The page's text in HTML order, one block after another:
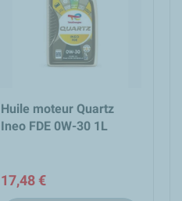
Huile moteur Quartz
Ineo FDE 0W-30 1L
17,48 €